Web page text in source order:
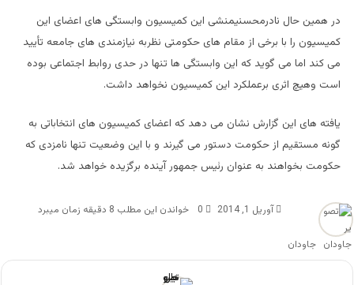
در همین حال نادرمحسنیمنشی این کمیسیون وابستگی های اعضای این
کمیسیون را با برخی از مقام های حکومتی نظربه نیازمندی های جامعه تأیید
می کند اما می گوید که این وابستگی ها تنها در حدی روابط اجتماعی بوده
است وهیچ اثری برعملکرد این کمیسیون نخواهد داشت.
یافته های این گزارش نشان می دهد که اعضای کمیسیون های انتخاباتی به
گونه مستقیم از حکومت دستور می گیرند و با این وضعیت تنها نامزدی که
حکومت بخواهند به عنوان رئیس جمهور آینده برگزیده خواهد شد.
جاودان
آوریل 1, 2014 0 خواندن این مطلب 8 دقیقه زمان میبرد